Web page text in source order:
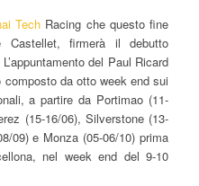
Tech Racing che questo fine
firmerà il debutto
del Paul Ricard
da otto week end sui
a partire da Portimao (11-
(15-16/06), Silverstone (13-
09) e Monza (05-06/10) prima
nel week end del 9-10